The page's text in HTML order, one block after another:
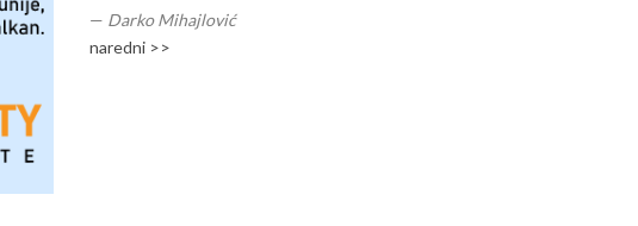
— Darko Mihajlović
naredni >>